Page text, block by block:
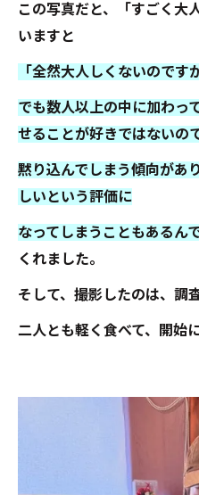
この写真だと、「すごく大
いますと
「全然大人しくないのです
でも数人以上の中に加わっ
せることが好きではないの
黙り込んでしまう傾向があ
しいという評価に
なってしまうこともあるん
くれました。
そして、撮影したのは、調
二人とも軽く食べて、開始